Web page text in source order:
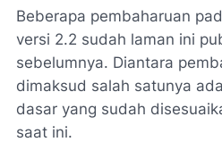
Beberapa pembaharuan
versi 2.2 sudah laman ini
sebelumnya. Diantara
dimaksud salah satunya
dasar yang sudah
saat ini.